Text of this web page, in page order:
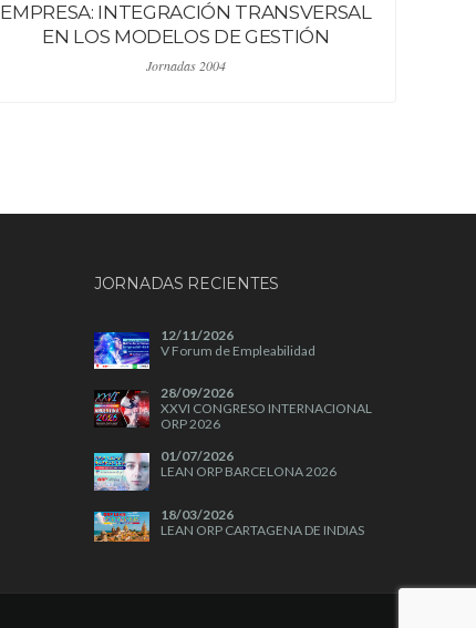
EMPRESA: INTEGRACIÓN TRANSVERSAL
EN LOS MODELOS DE GESTIÓN
Jornadas 2004
JORNADAS RECIENTES
12/11/2026
V Forum de Empleabilidad
28/09/2026
XXVI CONGRESO INTERNACIONAL
ORP 2026
01/07/2026
LEAN ORP BARCELONA 2026
18/03/2026
LEAN ORP CARTAGENA DE INDIAS
A+A 2025